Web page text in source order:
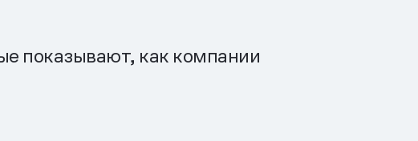
показывают, как компании